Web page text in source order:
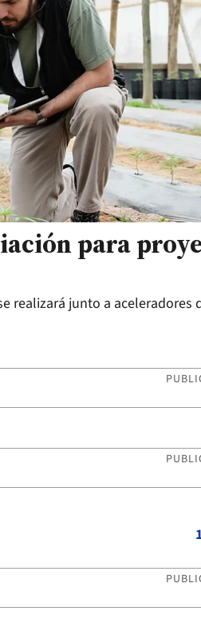
para
realizará junto a aceleradores